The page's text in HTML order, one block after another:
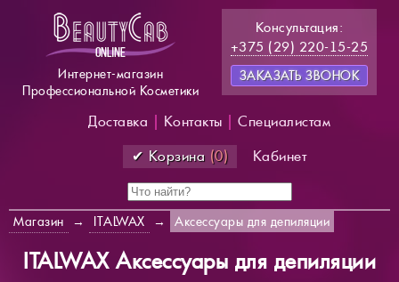
Интернет-магазин
Профессиональной Косметики
Консультация:
+375 (29) 220-15-25
ЗАКАЗАТЬ ЗВОНОК
Доставка Контакты
Специалистам
✔ Корзина (0) Кабинет
Магазин → ITALWAX → Аксессуары для депиляции
ITALWAX Аксессуары для депиляции